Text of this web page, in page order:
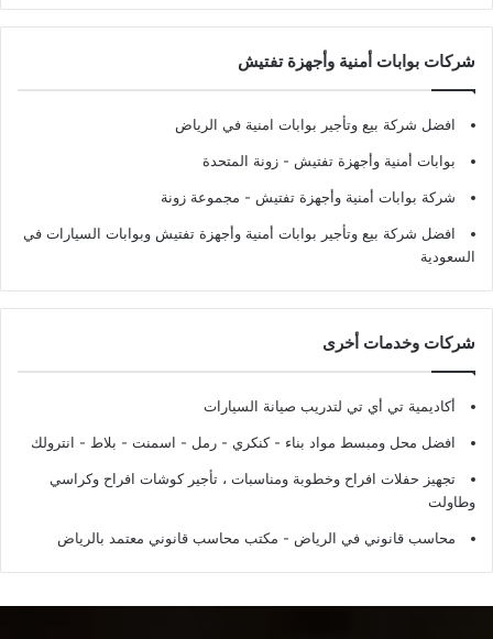
شركات بوابات أمنية وأجهزة تفتيش
افضل شركة بيع وتأجير بوابات امنية في الرياض
بوابات أمنية وأجهزة تفتيش - زونة المتحدة
شركة بوابات أمنية وأجهزة تفتيش - مجموعة زونة
افضل شركة بيع وتأجير بوابات أمنية وأجهزة تفتيش وبوابات السيارات في
السعودية
شركات وخدمات أخرى
أكاديمية تي أي تي لتدريب صيانة السيارات
افضل محل ومبسط مواد بناء - كنكري - رمل - اسمنت - بلاط - انترولك
تجهيز حفلات افراح وخطوبة ومناسبات ، تأجير كوشات افراح وكراسي
وطاولت
محاسب قانوني في الرياض - مكتب محاسب قانوني معتمد بالرياض